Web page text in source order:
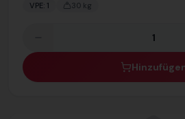
VPE: 1 30 kg